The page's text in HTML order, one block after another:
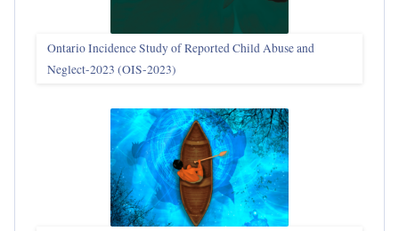
Ontario Incidence Study of Reported Child Abuse and
Neglect-2023 (OIS‑2023)